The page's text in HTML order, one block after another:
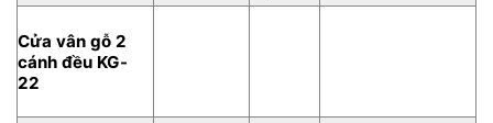
Cửa vân gỗ 2
cánh đều KG-
22